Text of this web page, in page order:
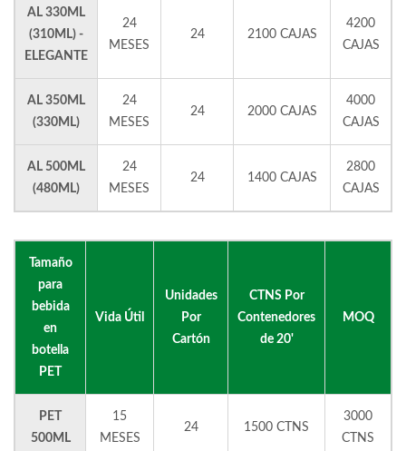
AL 330ML
(310ML) -
ELEGANTE
24
MESES
24 2100 CAJAS
4200
CAJAS
AL 350ML
(330ML)
24
MESES
24 2000 CAJAS
4000
CAJAS
AL 500ML
(480ML)
24
MESES
24 1400 CAJAS
2800
CAJAS
Tamaño
para
bebida
en
botella
PET
Vida Útil
Unidades
Por
Cartón
CTNS Por
Contenedores
de 20'
MOQ
PET
500ML
15
MESES
24 1500 CTNS
3000
CTNS